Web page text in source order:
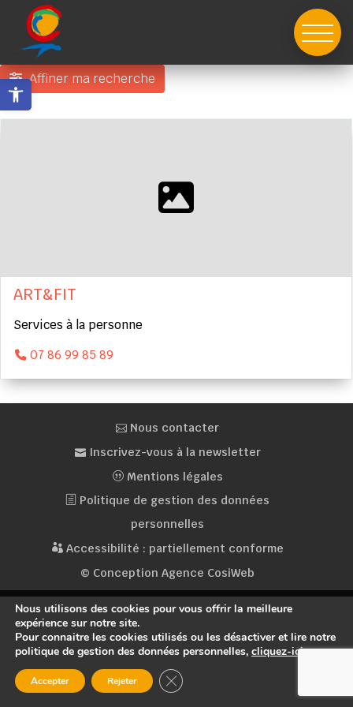
content
Ouvrir la barre d’outils
Affiner ma recherche
ART&FIT
Services à la personne
07 86 99 85 89
Nous contacter
Inscrivez-vous à la newsletter
Mentions légales
Politique de gestion des données
personnelles
Accessibilité : partiellement conforme
© Conception Agence CosiWeb
Nous utilisons des cookies pour vous offrir la meilleure
expérience sur notre site.
Pour connaitre les cookies utilisés ou les désactiver et lire notre
politique de gestion des données personnelles, cliquez-ici.
Accepter Rejeter Fermer la bannière des cookies